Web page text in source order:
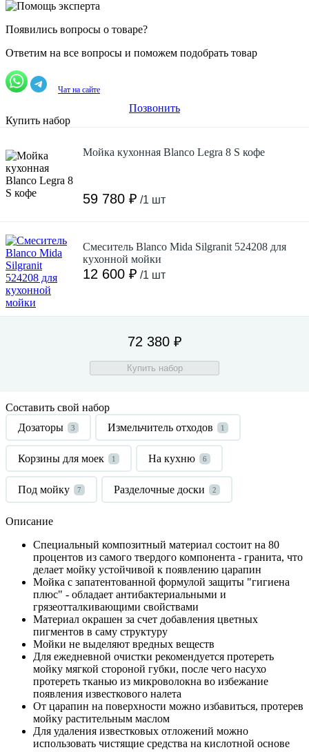
Появились вопросы о товаре?
Ответим на все вопросы и поможем подобрать товар
Чат на сайте
Позвонить
Купить набор
Мойка кухонная Blanco Legra 8 S кофе
59 780 ₽ /1 шт
Смеситель Blanco Mida Silgranit 524208 для
кухонной мойки
12 600 ₽ /1 шт
72 380 ₽
Купить набор
Составить свой набор
Дозаторы
3 Измельчитель отходов 1
Корзины для моек 1 На кухню 6
Под мойку 7 Разделочные доски 2
Описание
Специальный композитный материал состоит на 80
процентов из самого твердого компонента - гранита, что
делает мойку устойчивой к появлению царапин
Мойка с запатентованной формулой защиты "гигиена
плюс" - обладает антибактериальными и
грязеотталкивающими свойствами
Материал окрашен за счет добавления цветных
пигментов в саму структуру
Мойки не выделяют вредных веществ
Для ежедневной очистки рекомендуется протереть
мойку мягкой стороной губки, после чего насухо
протереть тканью из микроволокна во избежание
появления известкового налета
От царапин на поверхности можно избавиться, протерев
мойку растительным маслом
Для удаления известковых отложений можно
использовать чистящие средства на кислотной основе